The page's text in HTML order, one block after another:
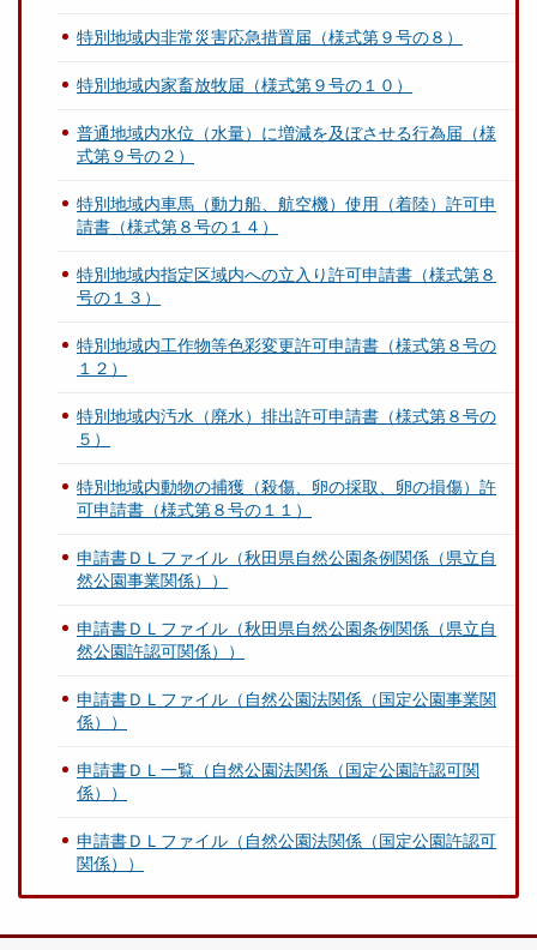
特別地域内非常災害応急措置届（様式第９号の８）
特別地域内家畜放牧届（様式第９号の１０）
普通地域内水位（水量）に増減を及ぼさせる行為届（様
式第９号の２）
特別地域内車馬（動力船、航空機）使用（着陸）許可申
請書（様式第８号の１４）
特別地域内指定区域内への立入り許可申請書（様式第８
号の１３）
特別地域内工作物等色彩変更許可申請書（様式第８号の
１２）
特別地域内汚水（廃水）排出許可申請書（様式第８号の
５）
特別地域内動物の捕獲（殺傷、卵の採取、卵の損傷）許
可申請書（様式第８号の１１）
申請書ＤＬファイル（秋田県自然公園条例関係（県立自
然公園事業関係））
申請書ＤＬファイル（秋田県自然公園条例関係（県立自
然公園許認可関係））
申請書ＤＬファイル（自然公園法関係（国定公園事業関
係））
申請書ＤＬ一覧（自然公園法関係（国定公園許認可関
係））
申請書ＤＬファイル（自然公園法関係（国定公園許認可
関係））